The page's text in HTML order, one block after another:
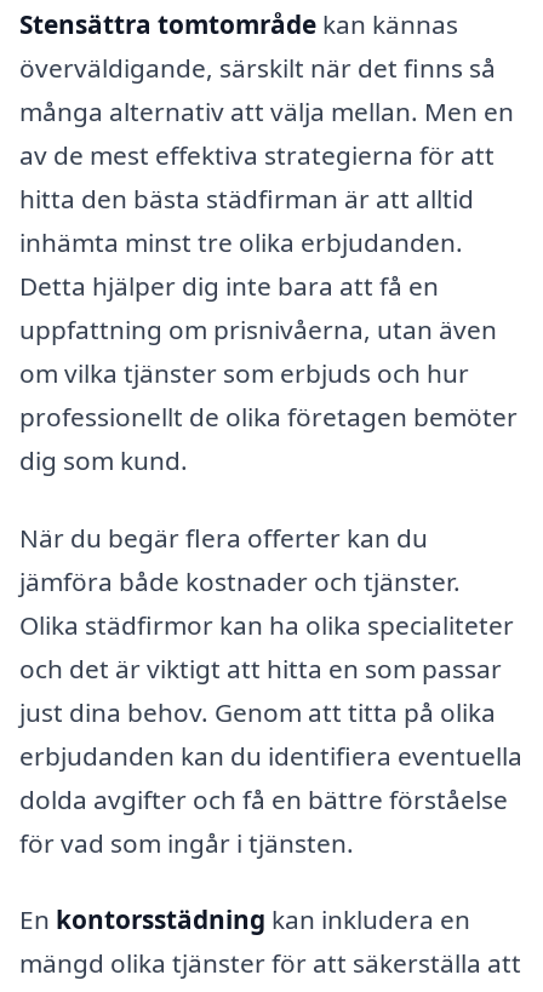
Stensättra tomtområde kan kännas
överväldigande, särskilt när det finns så
många alternativ att välja mellan. Men en
av de mest effektiva strategierna för att
hitta den bästa städfirman är att alltid
inhämta minst tre olika erbjudanden.
Detta hjälper dig inte bara att få en
uppfattning om prisnivåerna, utan även
om vilka tjänster som erbjuds och hur
professionellt de olika företagen bemöter
dig som kund.
När du begär flera offerter kan du
jämföra både kostnader och tjänster.
Olika städfirmor kan ha olika specialiteter
och det är viktigt att hitta en som passar
just dina behov. Genom att titta på olika
erbjudanden kan du identifiera eventuella
dolda avgifter och få en bättre förståelse
för vad som ingår i tjänsten.
En kontorsstädning kan inkludera en
mängd olika tjänster för att säkerställa att